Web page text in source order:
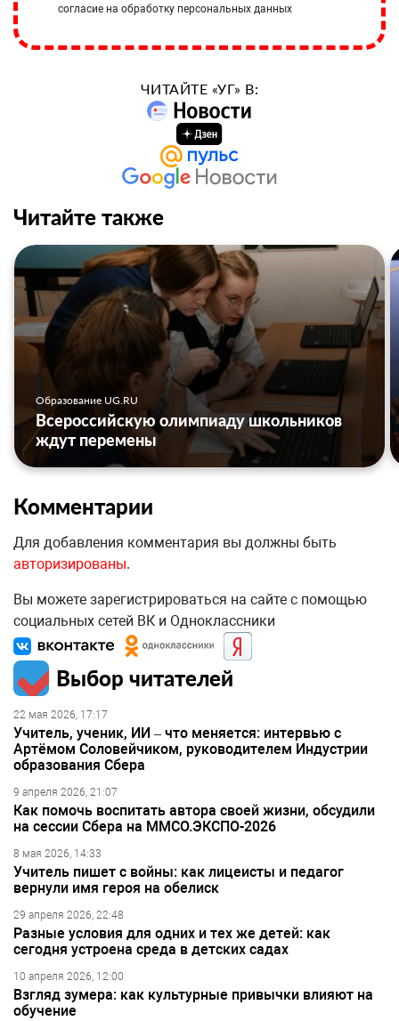
согласие на обработку персональных данных
ЧИТАЙТЕ «УГ» В:
Читайте также
Образование UG.RU
Всероссийскую олимпиаду школьников
ждут перемены
Комментарии
Для добавления комментария вы должны быть
авторизированы.
Вы можете зарегистрироваться на сайте с помощью
социальных сетей ВК и Одноклассники
Выбор читателей
22 мая 2026, 17:17
Учитель, ученик, ИИ – что меняется: интервью с
Артёмом Соловейчиком, руководителем Индустрии
образования Сбера
9 апреля 2026, 21:07
Как помочь воспитать автора своей жизни, обсудили
на сессии Сбера на ММСО.ЭКСПО-2026
8 мая 2026, 14:33
Учитель пишет с войны: как лицеисты и педагог
вернули имя героя на обелиск
29 апреля 2026, 22:48
Разные условия для одних и тех же детей: как
сегодня устроена среда в детских садах
10 апреля 2026, 12:00
Взгляд зумера: как культурные привычки влияют на
обучение